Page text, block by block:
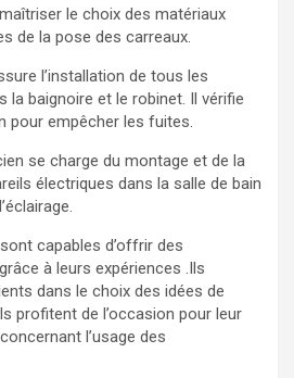
le choix des matériaux
de la pose des carreaux.
l’installation de tous les
la baignoire et le robinet. Il vérifie
pour empêcher les fuites.
se charge du montage et de la
électriques dans la salle de bain
capables d’offrir des
à leurs expériences .Ils
dans le choix des idées de
profitent de l’occasion pour leur
l’usage des